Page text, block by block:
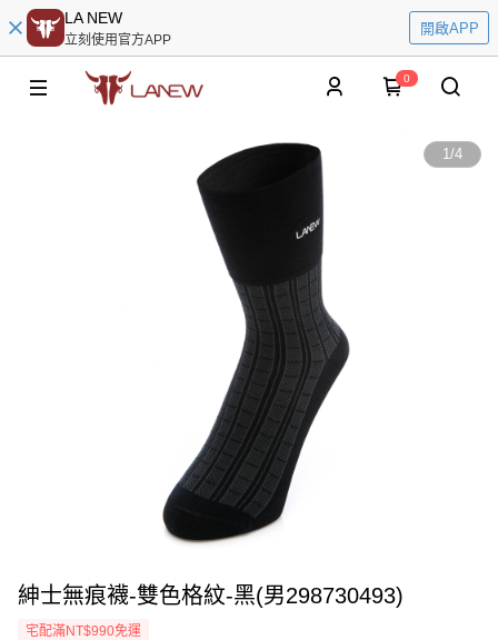
LA NEW
立刻使用官方APP
開啟APP
0
1/4
紳士無痕襪-雙色格紋-黑(男298730493)
宅配滿NT$990免運